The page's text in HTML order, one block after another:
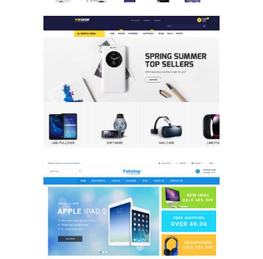
Multi Store
E-Commerce Design / Website Design
/ 회사/기업 / 회사/기업
Multi Store
E-Commerce Design / Website Design
/ 회사/기업 / 회사/기업